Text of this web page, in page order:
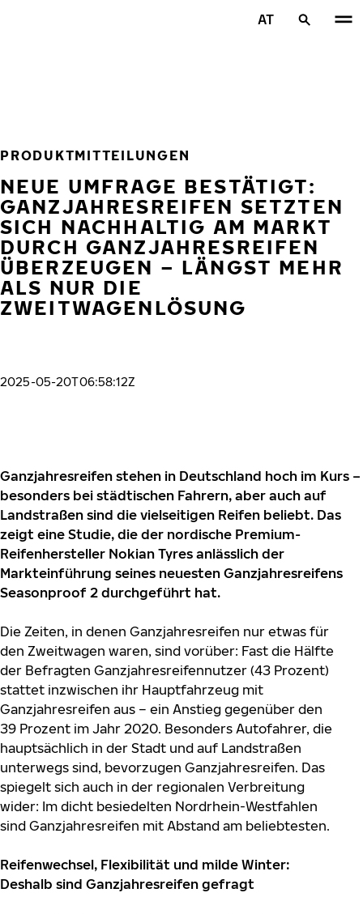
AT
PRODUKTMITTEILUNGEN
NEUE UMFRAGE BESTÄTIGT:
GANZJAHRESREIFEN SETZTEN
SICH NACHHALTIG AM MARKT
DURCH GANZJAHRESREIFEN
ÜBERZEUGEN – LÄNGST MEHR
ALS NUR DIE
ZWEITWAGENLÖSUNG
2025-05-20T06:58:12Z
Ganzjahresreifen stehen in Deutschland hoch im Kurs –
besonders bei städtischen Fahrern, aber auch auf
Landstraßen sind die vielseitigen Reifen beliebt. Das
zeigt eine Studie, die der nordische Premium-
Reifenhersteller Nokian Tyres anlässlich der
Markteinführung seines neuesten Ganzjahresreifens
Seasonproof 2 durchgeführt hat.
Die Zeiten, in denen Ganzjahresreifen nur etwas für
den Zweitwagen waren, sind vorüber: Fast die Hälfte
der Befragten Ganzjahresreifennutzer (43 Prozent)
stattet inzwischen ihr Hauptfahrzeug mit
Ganzjahresreifen aus – ein Anstieg gegenüber den
39 Prozent im Jahr 2020. Besonders Autofahrer, die
hauptsächlich in der Stadt und auf Landstraßen
unterwegs sind, bevorzugen Ganzjahresreifen. Das
spiegelt sich auch in der regionalen Verbreitung
wider: Im dicht besiedelten Nordrhein-Westfahlen
sind Ganzjahresreifen mit Abstand am beliebtesten.
Reifenwechsel, Flexibilität und milde Winter:
Deshalb sind Ganzjahresreifen gefragt